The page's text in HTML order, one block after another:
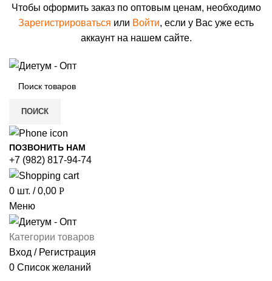
Чтобы оформить заказ по оптовым ценам, необходимо
Зарегистрироваться или Войти, если у Вас уже есть
аккаунт на нашем сайте.
ПОИСК
ПОЗВОНИТЬ НАМ
+7 (982) 817-94-74
0 шт. / 0,00 Р
Меню
Категории товаров
Вход / Регистрация
0 Список желаний